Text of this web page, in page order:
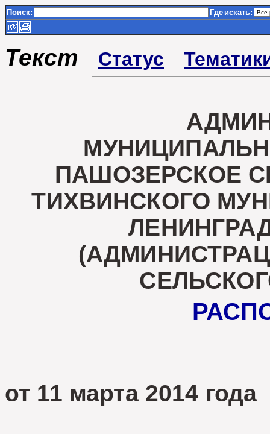
Поиск: Где искать:
Текст Статус
ПАШОЗЕРСКОЕ
ТИХВИНСКОГО
от 11 марта 2014 года